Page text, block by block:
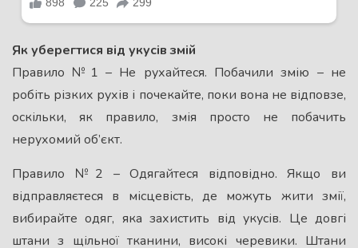
Як уберегтися від укусів змій
Правило №1 – Не рухайтеся. Побачили змію – не
робіть різких рухів і почекайте, поки вона не відповзе,
оскільки, як правило, змія просто не побачить
нерухомий об’єкт.
Правило №2 – Одягайтеся відповідно. Якщо ви
відправляєтеся в місцевість, де можуть жити змії,
вибирайте одяг, яка захистить від укусів. Це довгі
штани з щільної тканини, високі черевики. Штани